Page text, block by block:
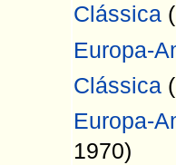
Clássica (
Europa-
Clássica (
Europa-
1970)